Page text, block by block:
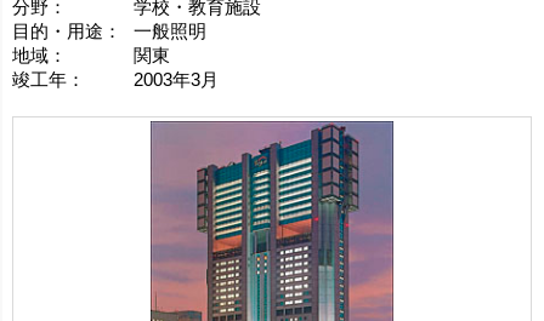
分野：
学校・教育施設
目的・用途：
一般照明
地域：
関東
竣工年：
2003年3月